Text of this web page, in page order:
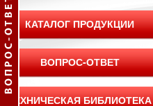
КАТАЛОГ ПРОДУКЦИИ
ВОПРОС-ОТВЕТ
ТЕХНИЧЕСКАЯ БИБЛИОТЕКА